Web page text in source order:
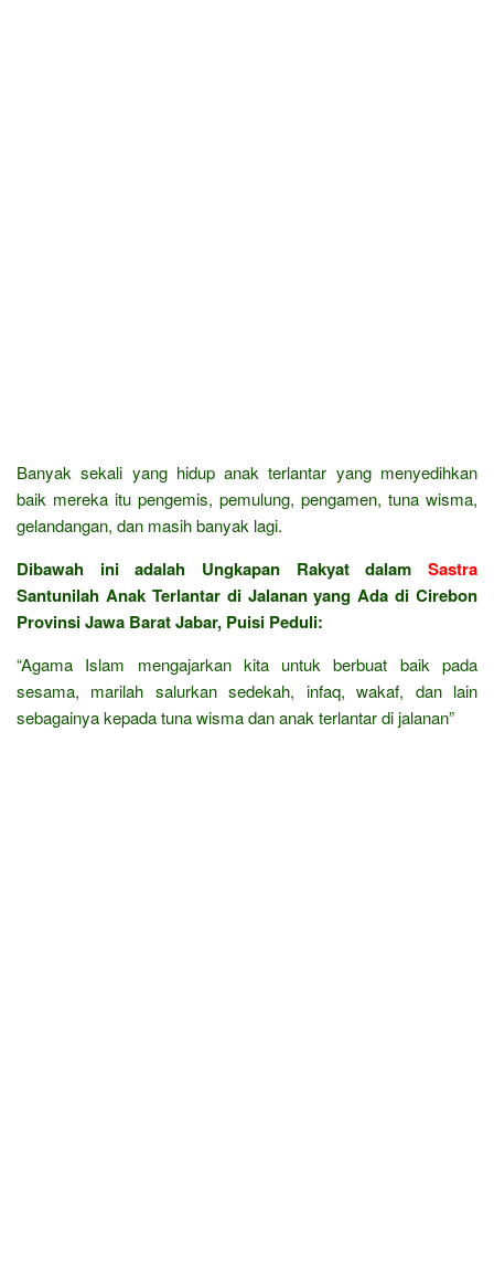
Banyak sekali yang hidup anak terlantar yang menyedihkan
baik mereka itu pengemis, pemulung, pengamen, tuna wisma,
gelandangan, dan masih banyak lagi.
Dibawah ini adalah Ungkapan Rakyat dalam Sastra
Santunilah Anak Terlantar di Jalanan yang Ada di Cirebon
Provinsi Jawa Barat Jabar, Puisi Peduli:
“Agama Islam mengajarkan kita untuk berbuat baik pada
sesama, marilah salurkan sedekah, infaq, wakaf, dan lain
sebagainya kepada tuna wisma dan anak terlantar di jalanan”